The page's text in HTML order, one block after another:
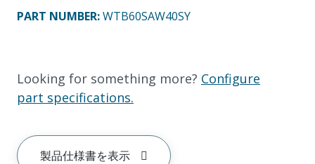
PART NUMBER:WTB60SAW40SY
Looking for something more? Configure
part specifications.
製品仕様書を表示